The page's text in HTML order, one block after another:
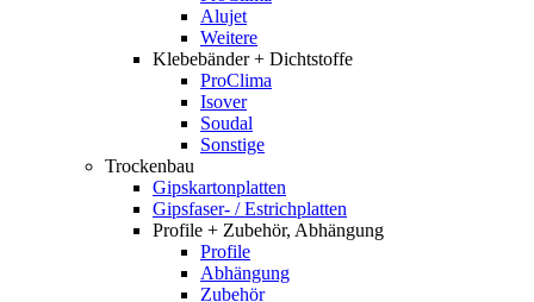
Alujet
Weitere
Klebebänder + Dichtstoffe
ProClima
Isover
Soudal
Sonstige
Trockenbau
Gipskartonplatten
Gipsfaser- / Estrichplatten
Profile + Zubehör, Abhängung
Profile
Abhängung
Zubehör